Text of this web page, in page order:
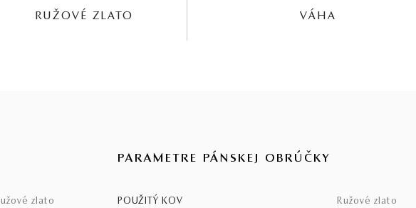
RUŽOVÉ ZLATO VÁHA
ružové zlato
PARAMETRE PÁNSKEJ OBRÚČKY
POUŽITÝ KOV ružové zlato